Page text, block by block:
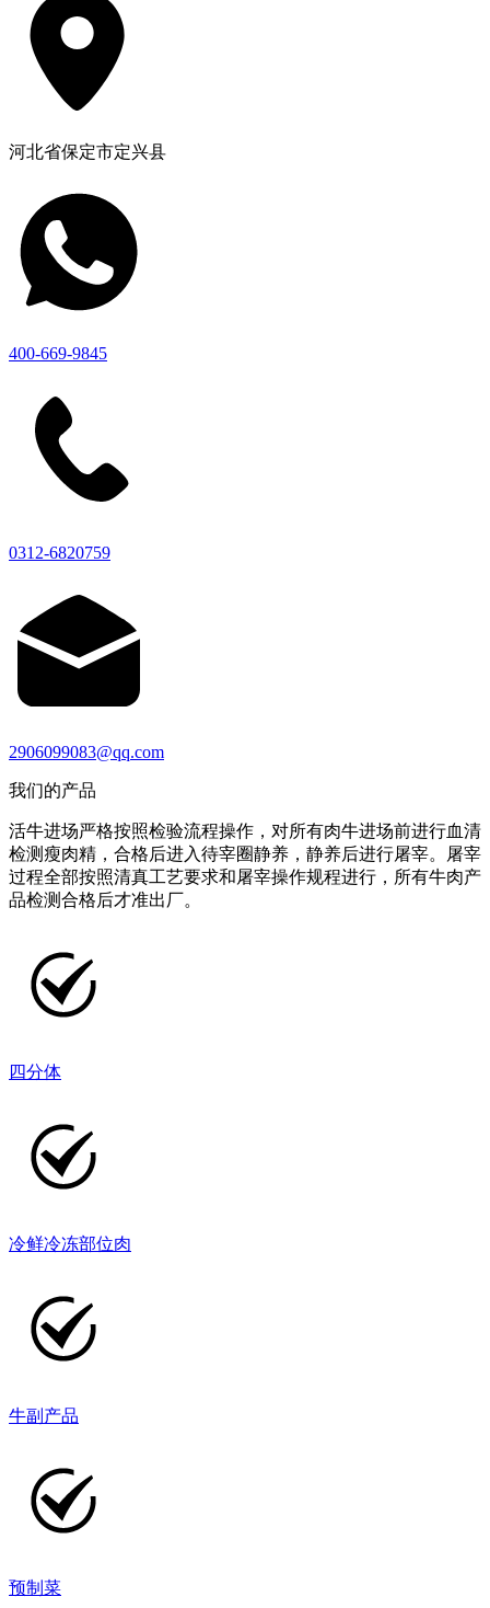
河北省保定市定兴县
400-669-9845
0312-6820759
2906099083@qq.com
我们的产品
活牛进场严格按照检验流程操作，对所有肉牛进场前进行血清
检测瘦肉精，合格后进入待宰圈静养，静养后进行屠宰。屠宰
过程全部按照清真工艺要求和屠宰操作规程进行，所有牛肉产
品检测合格后才准出厂。
四分体
冷鲜冷冻部位肉
牛副产品
预制菜